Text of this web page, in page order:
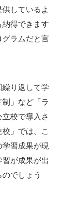
しているよ
得できます
ラムだと言
り返して学
」など「ラ
校で導入さ
」では、こ
習成果が現
が成果が出
でしょう